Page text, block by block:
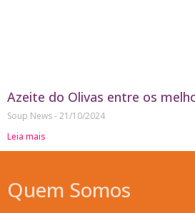
Azeite do Olivas entre os
Soup News 21/10/2024
Leia mais
Quem Somos